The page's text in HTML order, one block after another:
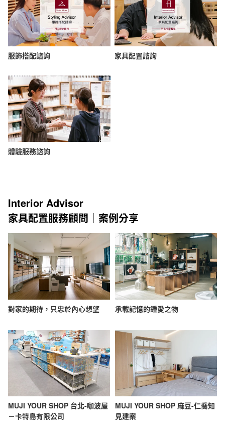
服飾搭配諮詢 家具配置諮詢
體驗服務諮詢
Interior Advisor
家具配置服務顧問｜案例分享
對家的期待，只忠於內心想望 承載記憶的鍾愛之物
MUJI YOUR SHOP 台北-咖波屋
－卡特島有限公司
MUJI YOUR SHOP 麻豆-仁喬知
見建案